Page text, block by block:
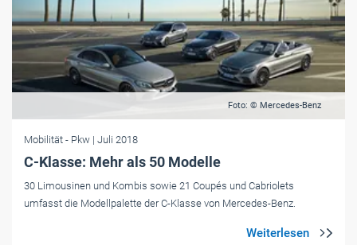
Foto: © Mercedes-Benz
Mobilität - Pkw | Juli 2018
C-Klasse: Mehr als 50 Modelle
30 Limousinen und Kombis sowie 21 Coupés und Cabriolets
umfasst die Modellpalette der C-Klasse von Mercedes-Benz.